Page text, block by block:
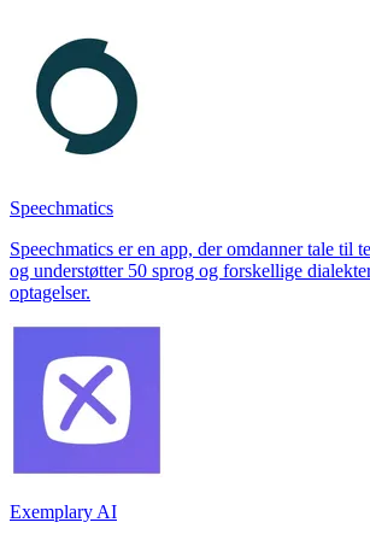
Speechmatics
Speechmatics er en app, der omdanner tale til
og understøtter 50 sprog og forskellige
optagelser.
Exemplary AI